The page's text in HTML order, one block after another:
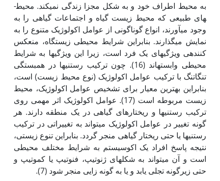
به محیط اطراف خود و به شکل مجزا زندگی نمی­کند. محیط­
های طبیعی که محیط زیست گیاه و اجتماعات گیاهی را به
وجود می‏آورند، انواع گوناگونی از عوامل اکولوژیک متنوع را به
نمایش می­گذارند. بنابراین شرایط محیطی زیستگاه، منعکس
کننده‏ی ویژگی­های یک فرد است، زیرا این ویژگی­ها به شرایط
محیطی وابسته­اند (16). چون ترکیب رستنی­ها در همبستگی
تنگاتنگ با ترکیب عوامل اکولوژیک (نوع محیط زیست) است،
بنابراین بهترین معیار برای تشخیص عوامل اکولوژیک، محیط
زیست مربوطه است (17). عوامل اکولوژیک اثر مهمی روی
ترکیب رستنی­ها و ریختارهای گیاهی در یک منطقه دارند. هر
گونه تغییر در عوامل اکولوژیک می­تواند به تغییراتی در ترکیب
رستنی­ها یا حتی ریختار گیاهی منجر گردد. بنابراین تنوع زیستی،
نتیجه پاسخ افراد یک اکوسیستم به شرایط مختلف محیطی
است و آن می­تواند به شکل­های ژنوتیپ، فنوتیپ یا کموتیپ و
حتی زیرگونه تجلی یابد و یا به گونه زایی منجر شود (7).